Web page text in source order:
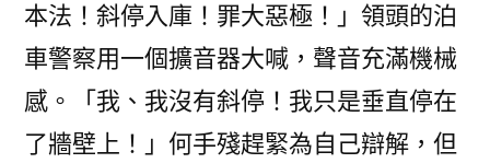
本法！斜停入庫！罪大惡極！」領頭的泊
車警察用一個擴音器大喊，聲音充滿機械
感。「我、我沒有斜停！我只是垂直停在
了牆壁上！」何手殘趕緊為自己辯解，但